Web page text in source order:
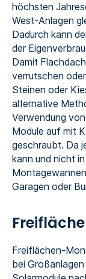
höchsten
West-Anlagen
Dadurch kann
der
Damit
verrutschen
Steinen oder
alternative
Verwendung
Module auf mit
geschraubt. Da
kann und nicht
Garagen oder
Freiflächen-
bei